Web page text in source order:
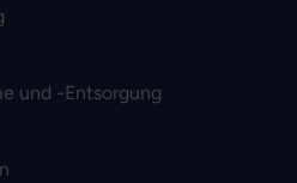
und -Entsorgung